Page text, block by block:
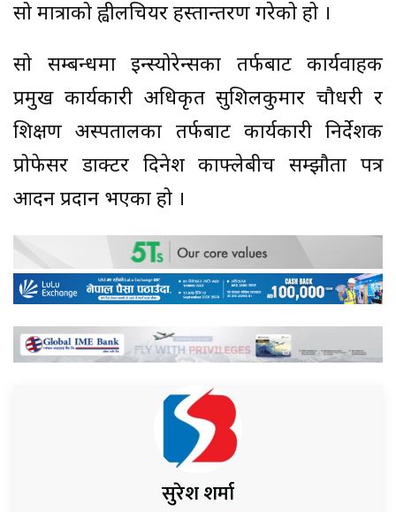
सो मात्राको ह्वीलचियर हस्तान्तरण गरेको हो ।
सो सम्बन्धमा इन्स्योरेन्सका तर्फबाट कार्यवाहक
प्रमुख कार्यकारी अधिकृत सुशिलकुमार चौधरी र
शिक्षण अस्पतालका तर्फबाट कार्यकारी निर्देशक
प्रोफेसर डाक्टर दिनेश काफ्लेबीच सम्झौता पत्र
आदन प्रदान भएका हो ।
सुरेश शर्मा